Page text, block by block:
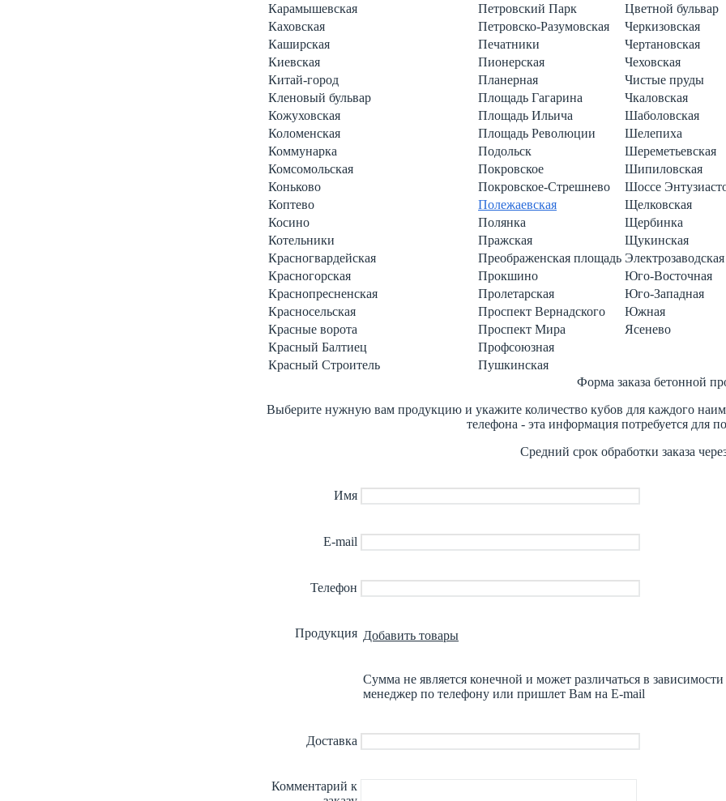
Карамышевская
Петровский Парк
Цветной бульвар
Каховская
Петровско-Разумовская
Черкизовская
Каширская
Печатники
Чертановская
Киевская
Пионерская
Чеховская
Китай-город
Планерная
Чистые пруды
Кленовый бульвар
Площадь Гагарина
Чкаловская
Кожуховская
Площадь Ильича
Шаболовская
Коломенская
Площадь Революции
Шелепиха
Коммунарка
Подольск
Шереметьевская
Комсомольская
Покровское
Шипиловская
Коньково
Покровское-Стрешнево
Шоссе
Коптево
Полежаевская
Щелковская
Косино
Полянка
Щербинка
Котельники
Пражская
Щукинская
Красногвардейская
Преображенская площадь Электрозаводская
Красногорская
Прокшино
Юго-Восточная
Краснопресненская
Пролетарская
Юго-Западная
Красносельская
Проспект Вернадского
Южная
Красные ворота
Проспект Мира
Ясенево
Красный Балтиец
Профсоюзная
Красный Строитель
Пушкинская
Форма заказа бетонной
Выберите нужную вам продукцию и укажите количество кубов для каждого
телефона - эта информация потребуется для
Средний срок обработки заказа
Имя
E-mail
Телефон
Продукция Добавить товары
Сумма не является конечной и может различаться в
менеджер по телефону или пришлет Вам на E-mail
Доставка
Комментарий к